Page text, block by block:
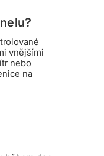
vnějšími
nebo
na